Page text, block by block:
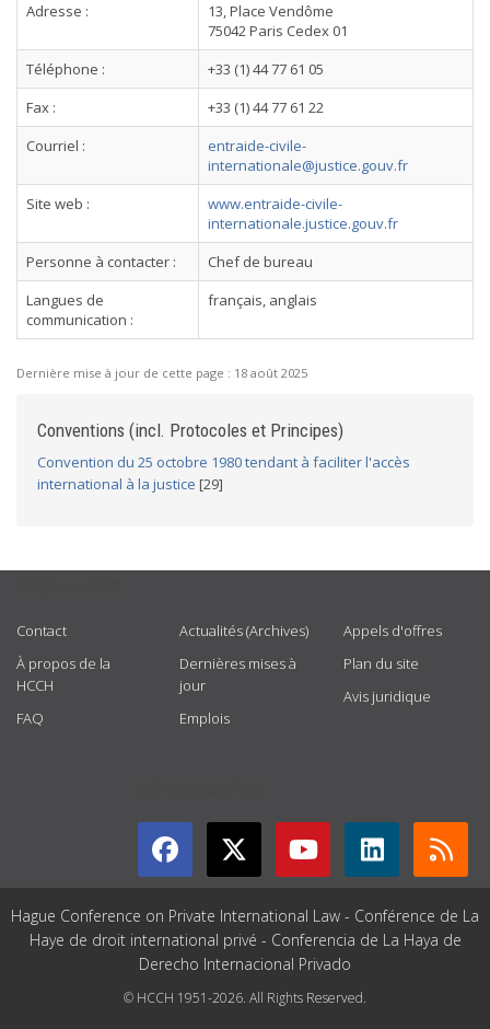
Adresse :
13, Place Vendôme
75042 Paris Cedex 01
Téléphone :
+33 (1) 44 77 61 05
Fax :
+33 (1) 44 77 61 22
Courriel :
entraide-civile-
internationale@justice.gouv.fr
Site web :
www.entraide-civile-
internationale.justice.gouv.fr
Personne à contacter :
Chef de bureau
Langues de
communication :
français, anglais
Dernière mise à jour de cette page : 18 août 2025
Conventions (incl. Protocoles et Principes)
Convention du 25 octobre 1980 tendant à faciliter l'accès
international à la justice [29]
Contact
À propos de la
HCCH
FAQ
Actualités (Archives)
Dernières mises à
jour
Emplois
Appels d'offres
Plan du site
Avis juridique
Hague Conference on Private International Law - Conférence de La
Haye de droit international privé - Conferencia de La Haya de
Derecho Internacional Privado
© HCCH 1951-2026. All Rights Reserved.